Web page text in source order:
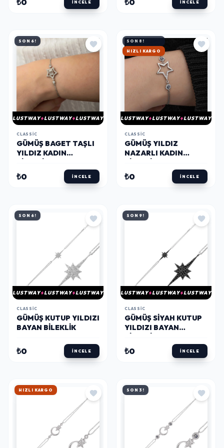
₺0 İNCELE ₺0 İNCELE
SON 6!
LUSTWAY LUSTWAY LUSTWAY
CLASSIC
GÜMÜŞ BAGET TAŞLI
YILDIZ KADIN
₺0 İNCELE
SON 8!
HIZLI KARGO
LUSTWAY LUSTWAY LUSTWAY
CLASSIC
GÜMÜŞ YILDIZ
NAZARLI KADIN
₺0 İNCELE
SON 6!
LUSTWAY LUSTWAY LUSTWAY
CLASSIC
GÜMÜŞ KUTUP YILDIZI
BAYAN BILEKLIK
₺0 İNCELE
SON 9!
LUSTWAY LUSTWAY LUSTWAY
CLASSIC
GÜMÜŞ SIYAH KUTUP
YILDIZI BAYAN
₺0 İNCELE
HIZLI KARGO SON 3!